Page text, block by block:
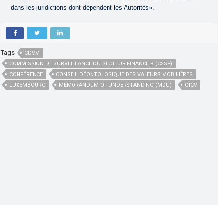
dans les juridictions dont dépendent les Autorités».
Tags
CDVM
COMMISSION DE SURVEILLANCE DU SECTEUR FINANCIER (CSSF)
CONFÉRENCE
CONSEIL DÉONTOLOGIQUE DES VALEURS MOBILIÈRES
LUXEMBOURG
MEMORANDUM OF UNDERSTANDING (MOU) OICV